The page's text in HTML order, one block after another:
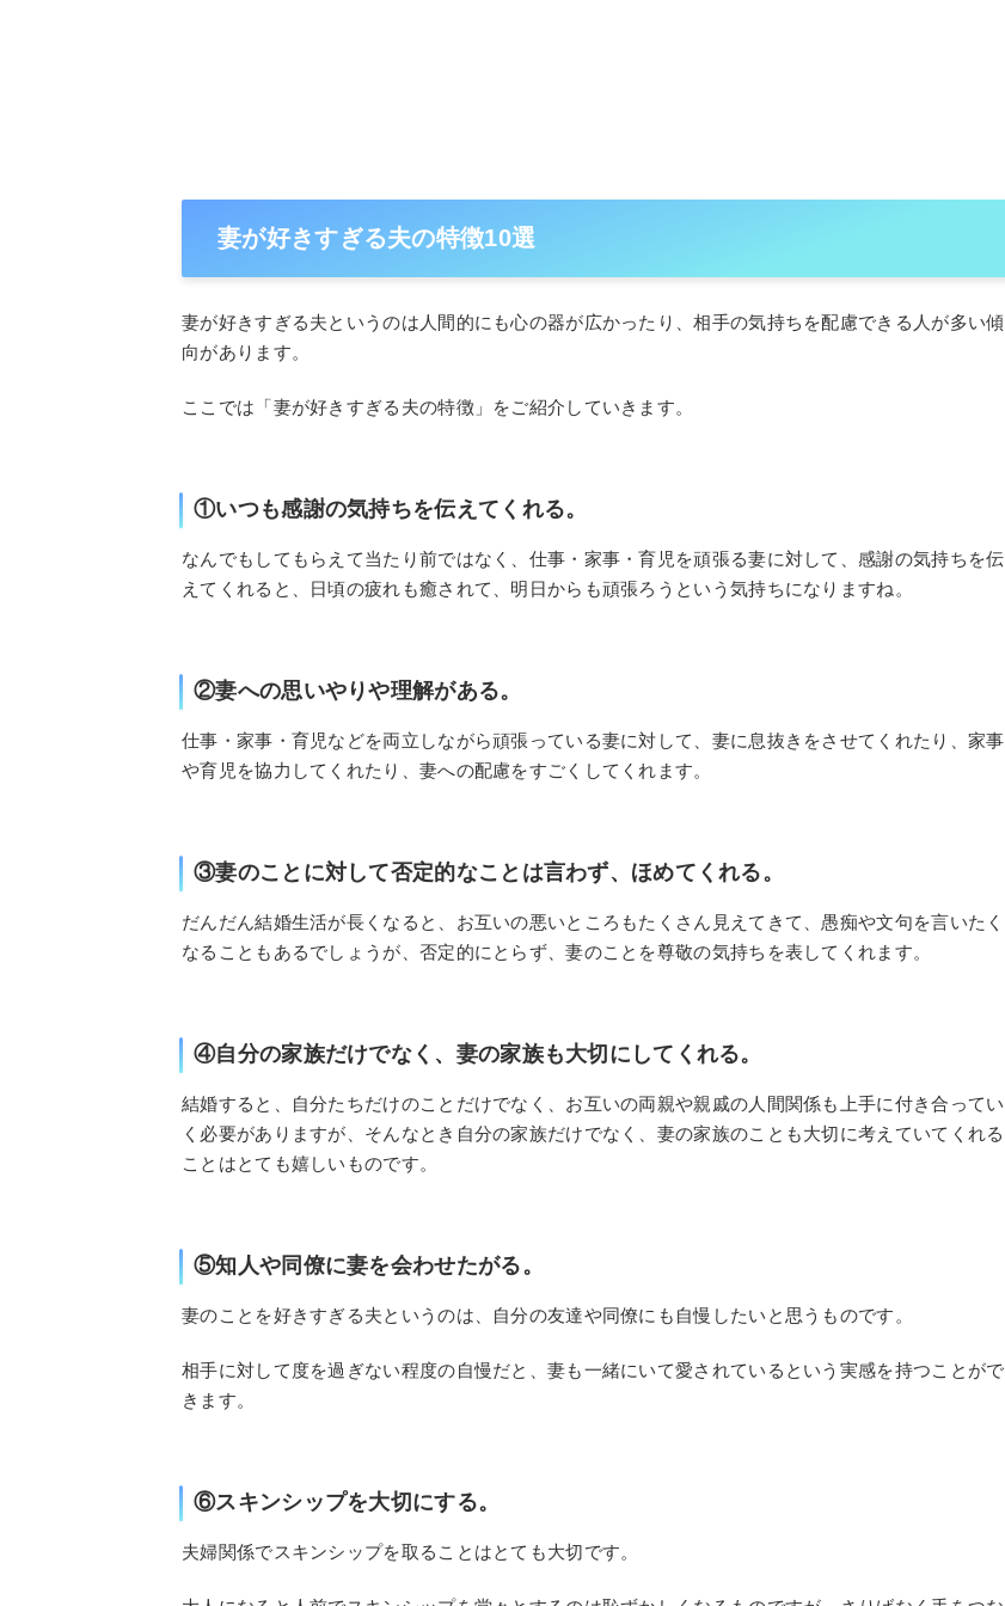
妻が好きすぎる夫の特徴10選
妻が好きすぎる夫というのは人間的にも心の器が広かったり、相手の気持ちを配慮できる人が多い傾
向があります。
ここでは「妻が好きすぎる夫の特徴」をご紹介していきます。
①いつも感謝の気持ちを伝えてくれる。
なんでもしてもらえて当たり前ではなく、仕事・家事・育児を頑張る妻に対して、感謝の気持ちを伝
えてくれると、日頃の疲れも癒されて、明日からも頑張ろうという気持ちになりますね。
②妻への思いやりや理解がある。
仕事・家事・育児などを両立しながら頑張っている妻に対して、妻に息抜きをさせてくれたり、家事
や育児を協力してくれたり、妻への配慮をすごくしてくれます。
③妻のことに対して否定的なことは言わず、ほめてくれる。
だんだん結婚生活が長くなると、お互いの悪いところもたくさん見えてきて、愚痴や文句を言いたく
なることもあるでしょうが、否定的にとらず、妻のことを尊敬の気持ちを表してくれます。
④自分の家族だけでなく、妻の家族も大切にしてくれる。
結婚すると、自分たちだけのことだけでなく、お互いの両親や親戚の人間関係も上手に付き合ってい
く必要がありますが、そんなとき自分の家族だけでなく、妻の家族のことも大切に考えていてくれる
ことはとても嬉しいものです。
⑤知人や同僚に妻を会わせたがる。
妻のことを好きすぎる夫というのは、自分の友達や同僚にも自慢したいと思うものです。
相手に対して度を過ぎない程度の自慢だと、妻も一緒にいて愛されているという実感を持つことがで
きます。
⑥スキンシップを大切にする。
夫婦関係でスキンシップを取ることはとても大切です。